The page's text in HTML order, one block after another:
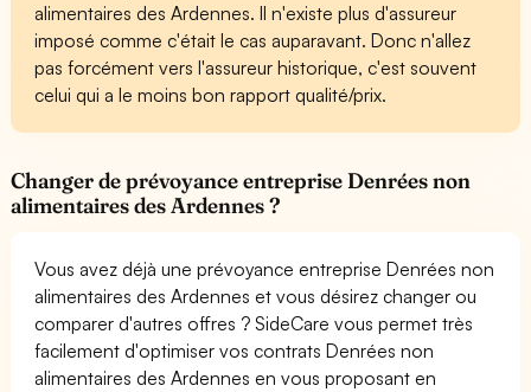
alimentaires des Ardennes. Il n'existe plus d'assureur
imposé comme c'était le cas auparavant. Donc n'allez
pas forcément vers l'assureur historique, c'est souvent
celui qui a le moins bon rapport qualité/prix.
Changer de prévoyance entreprise Denrées non
alimentaires des Ardennes ?
Vous avez déjà une prévoyance entreprise Denrées non
alimentaires des Ardennes et vous désirez changer ou
comparer d'autres offres ? SideCare vous permet très
facilement d'optimiser vos contrats Denrées non
alimentaires des Ardennes en vous proposant en